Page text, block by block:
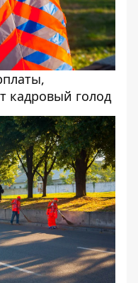
кадровый голод